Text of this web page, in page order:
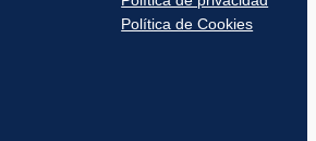
Política de Cookies